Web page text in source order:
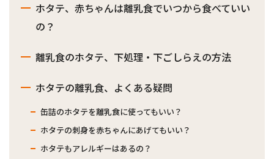
ホタテ、赤ちゃんは離乳食でいつから食べていい
の？
離乳食のホタテ、下処理・下ごしらえの方法
ホタテの離乳食、よくある疑問
缶詰のホタテを離乳食に使ってもいい？
ホタテの刺身を赤ちゃんにあげてもいい？
ホタテもアレルギーはあるの？